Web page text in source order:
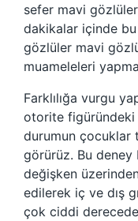
sefer mavi
dakikalar içinde
gözlüler mavi
muameleleri
Farklılığa vurgu
otorite figüründeki
durumun çocuklar
görürüz. Bu
değişken
edilerek iç ve dış
çok ciddi derecede